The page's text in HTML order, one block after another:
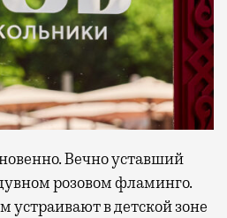
Вечно уставший
розовом фламинго.
устраивают в детской зоне